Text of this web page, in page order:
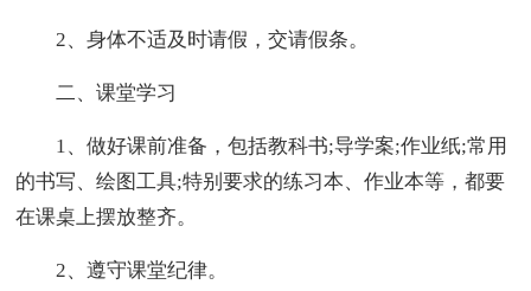
2、身体不适及时请假，交请假条。
二、课堂学习
1、做好课前准备，包括教科书;导学案;作业纸;常用
的书写、绘图工具;特别要求的练习本、作业本等，都要
在课桌上摆放整齐。
2、遵守课堂纪律。